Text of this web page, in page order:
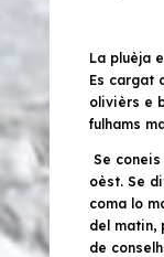
La pluèja
Es cargat
olivièrs e
fulhams
Se
oèst. Se
coma lo
del matin,
de